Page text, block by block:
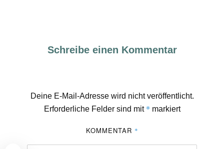
Schreibe einen Kommentar
Deine E-Mail-Adresse wird nicht veröffentlicht.
Erforderliche Felder sind mit * markiert
KOMMENTAR *